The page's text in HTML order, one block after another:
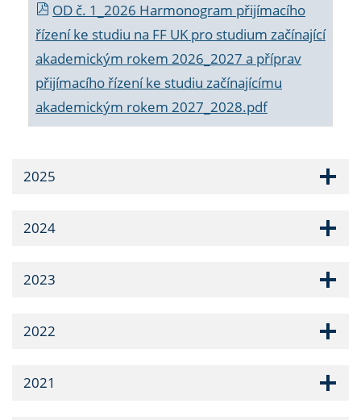
OD č. 1_2026 Harmonogram přijímacího
řízení ke studiu na FF UK pro studium začínající
akademickým rokem 2026_2027 a příprav
přijímacího řízení ke studiu začínajícímu
akademickým rokem 2027_2028.pdf
2025
2024
2023
2022
2021